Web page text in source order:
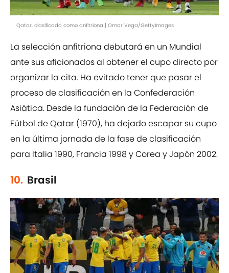
Qatar, clasificada como anfitriona | Omar Vega/GettyImages
La selección anfitriona debutará en un Mundial
ante sus aficionados al obtener el cupo directo por
organizar la cita. Ha evitado tener que pasar el
proceso de clasificación en la Confederación
Asiática. Desde la fundación de la Federación de
Fútbol de Qatar (1970), ha dejado escapar su cupo
en la última jornada de la fase de clasificación
para Italia 1990, Francia 1998 y Corea y Japón 2002.
10. Brasil